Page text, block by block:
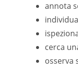
annota
cerca
osserva